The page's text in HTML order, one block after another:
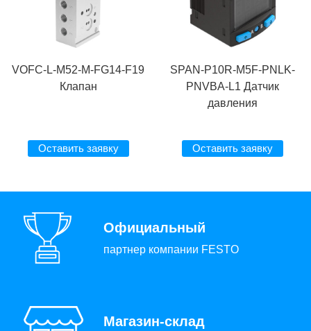
VOFC-L-M52-M-FG14-F19
Клапан
Оставить заявку
SPAN-P10R-M5F-PNLK-
PNVBA-L1 Датчик
давления
Оставить заявку
Официальный
партнер компании FESTO
Магазин-склад